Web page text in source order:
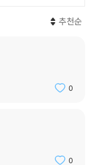
시간 사랑받아 왔는지
이에게는 책 속 이야
. 그리고 이 경험은 끝
추천순
0
0